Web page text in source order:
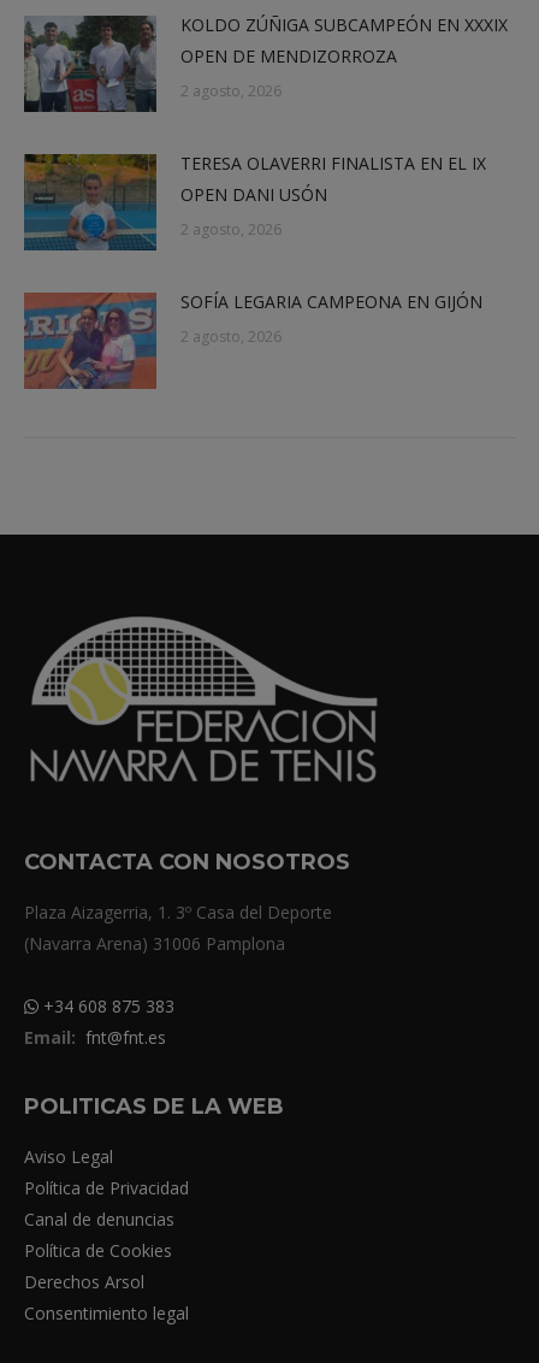
KOLDO ZÚÑIGA SUBCAMPEÓN EN XXXIX
OPEN DE MENDIZORROZA
2 agosto, 2026
TERESA OLAVERRI FINALISTA EN EL IX
OPEN DANI USÓN
2 agosto, 2026
SOFÍA LEGARIA CAMPEONA EN GIJÓN
2 agosto, 2026
CONTACTA CON NOSOTROS
Plaza Aizagerria, 1. 3º Casa del Deporte
(Navarra Arena) 31006 Pamplona
+34 608 875 383
Email: fnt@fnt.es
POLITICAS DE LA WEB
Aviso Legal
Política de Privacidad
Canal de denuncias
Política de Cookies
Derechos Arsol
Consentimiento legal